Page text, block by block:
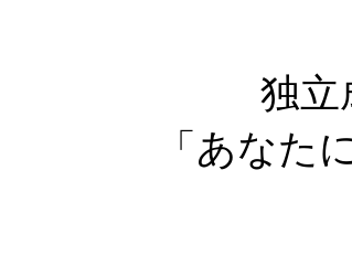
独立
「あなた